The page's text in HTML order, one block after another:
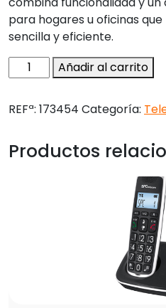
para hogares u oficinas
sencilla y eficiente.
Telefono
daewoo
pantalla
manos
Añadir al carrito
REFª: 173454 Categoría:
Productos